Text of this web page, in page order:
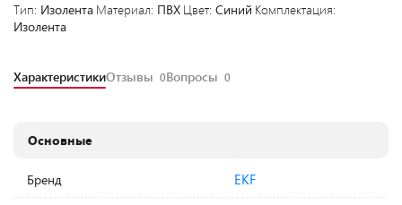
Тип: Изолента Материал: ПВХ Цвет: Синий Комплектация:
Изолента
ХарактеристикиОтзывы 0Вопросы 0
Основные
Бренд EKF